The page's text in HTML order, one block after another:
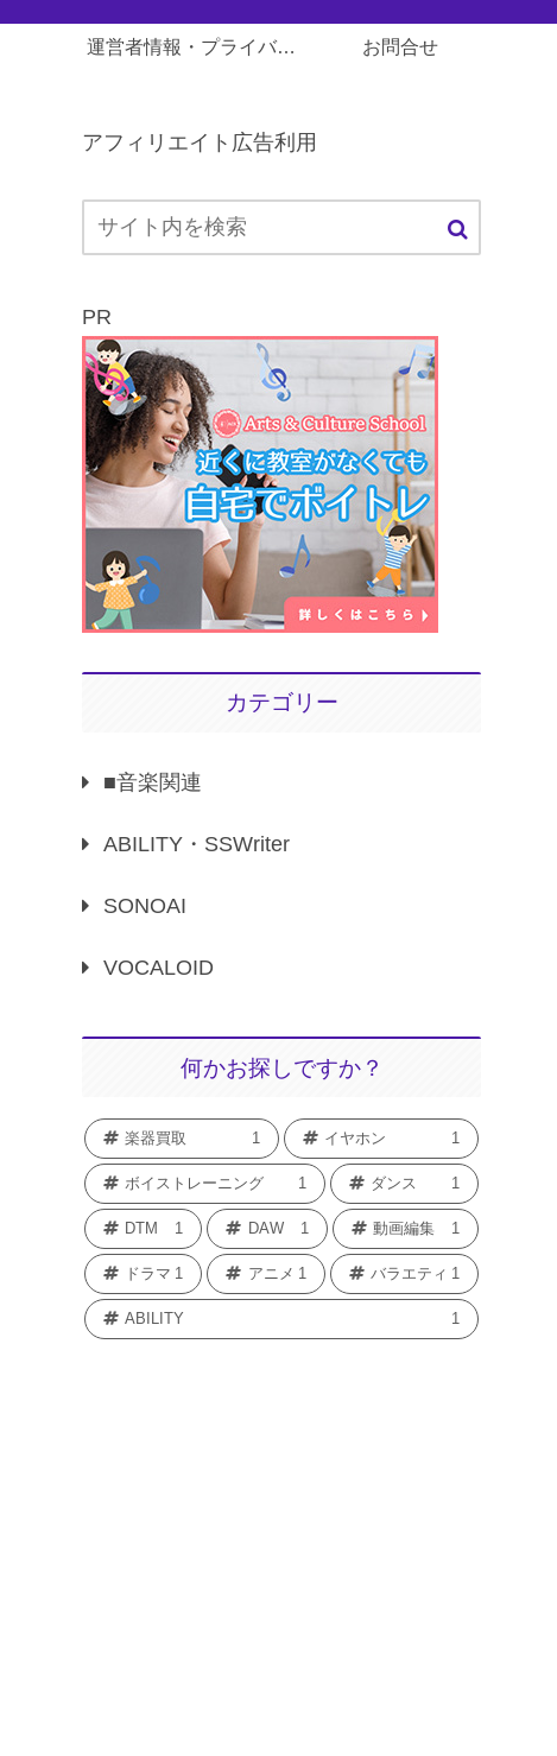
運営者情報・プライバシーポリシー お問合せ
アフィリエイト広告利用
PR
カテゴリー
■音楽関連
ABILITY・SSWriter
SONOAI
VOCALOID
何かお探しですか？
楽器買取 1 イヤホン 1
ボイストレーニング 1 ダンス 1
DTM 1 DAW 1 動画編集 1
ドラマ 1 アニメ 1 バラエティ 1
ABILITY 1